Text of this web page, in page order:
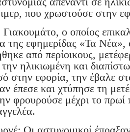
που χρωστούσε στην
ο οποίος
της εφημερίδας «Τα Νέα»,
από περίοικους,
ηλικιωμένη και
στην εφορία, την έβαλε
έπεσε και χτύπησε τη
φρουρούσε μέχρι το πρωί